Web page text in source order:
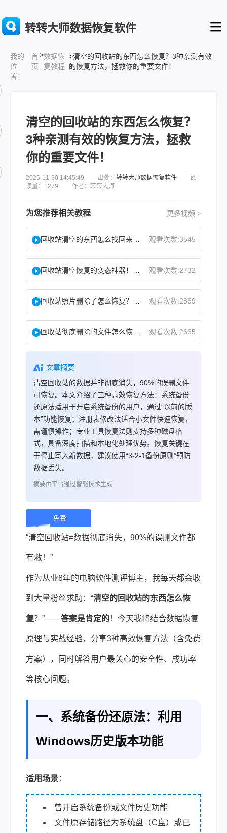
转转大师数据恢复软件
我的
位
置：
首
页
>数据恢
复教程
>清空的回收站的东西怎么恢复？3种亲测有效
的恢复方法，拯救你的重要文件！
清空的回收站的东西怎么恢复？
3种亲测有效的恢复方法，拯救
你的重要文件！
2025-11-30 14:45:49 出处： 转转大师数据恢复软件 阅
读量：1279 作者：转转大师
为您推荐相关教程 更多视频 >
观看次数:3545
观看次数:2732
观看次数:2869
观看次数:2665
文章摘要
清空回收站的数据并非彻底消失，90%的误删文件
可恢复。本文介绍了三种高效恢复方法：系统备份
还原法适用于开启系统备份的用户，通过“以前的版
本”功能恢复；注册表修改法适合小文件快速恢复，
需谨慎操作；专业工具恢复法则支持多种磁盘格
式，具备深度扫描和本地化处理优势。恢复关键在
于停止写入新数据，建议使用“3-2-1备份原则”预防
数据丢失。
摘要由平台通过智能技术生成
免费
下
“清空回收站≠数据彻底消失，90%的误删文件都
有救！”
作为从业8年的电脑软件测评博主，我每天都会收
到大量粉丝求助：“清空的回收站的东西怎么恢
复？”——答案是肯定的！今天我将结合数据恢复
原理与实战经验，分享3种高效恢复方法（含免费
方案），同时解答用户最关心的安全性、成功率
等核心问题。
一、系统备份还原法：利用
Windows历史版本功能
适用场景：
曾开启系统备份或文件历史功能
文件原存储路径为系统盘（C盘）或已